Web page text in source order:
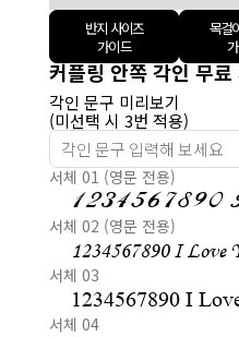
반지 사이즈
가이드
목걸
커플링 안쪽 각인 무료
각인 문구 미리보기
(미선택 시 3번 적용)
서체 01 (영문 전용)
1234567890
서체 02 (영문 전용)
1234567890 I Love
서체 03
1234567890 I
서체 04